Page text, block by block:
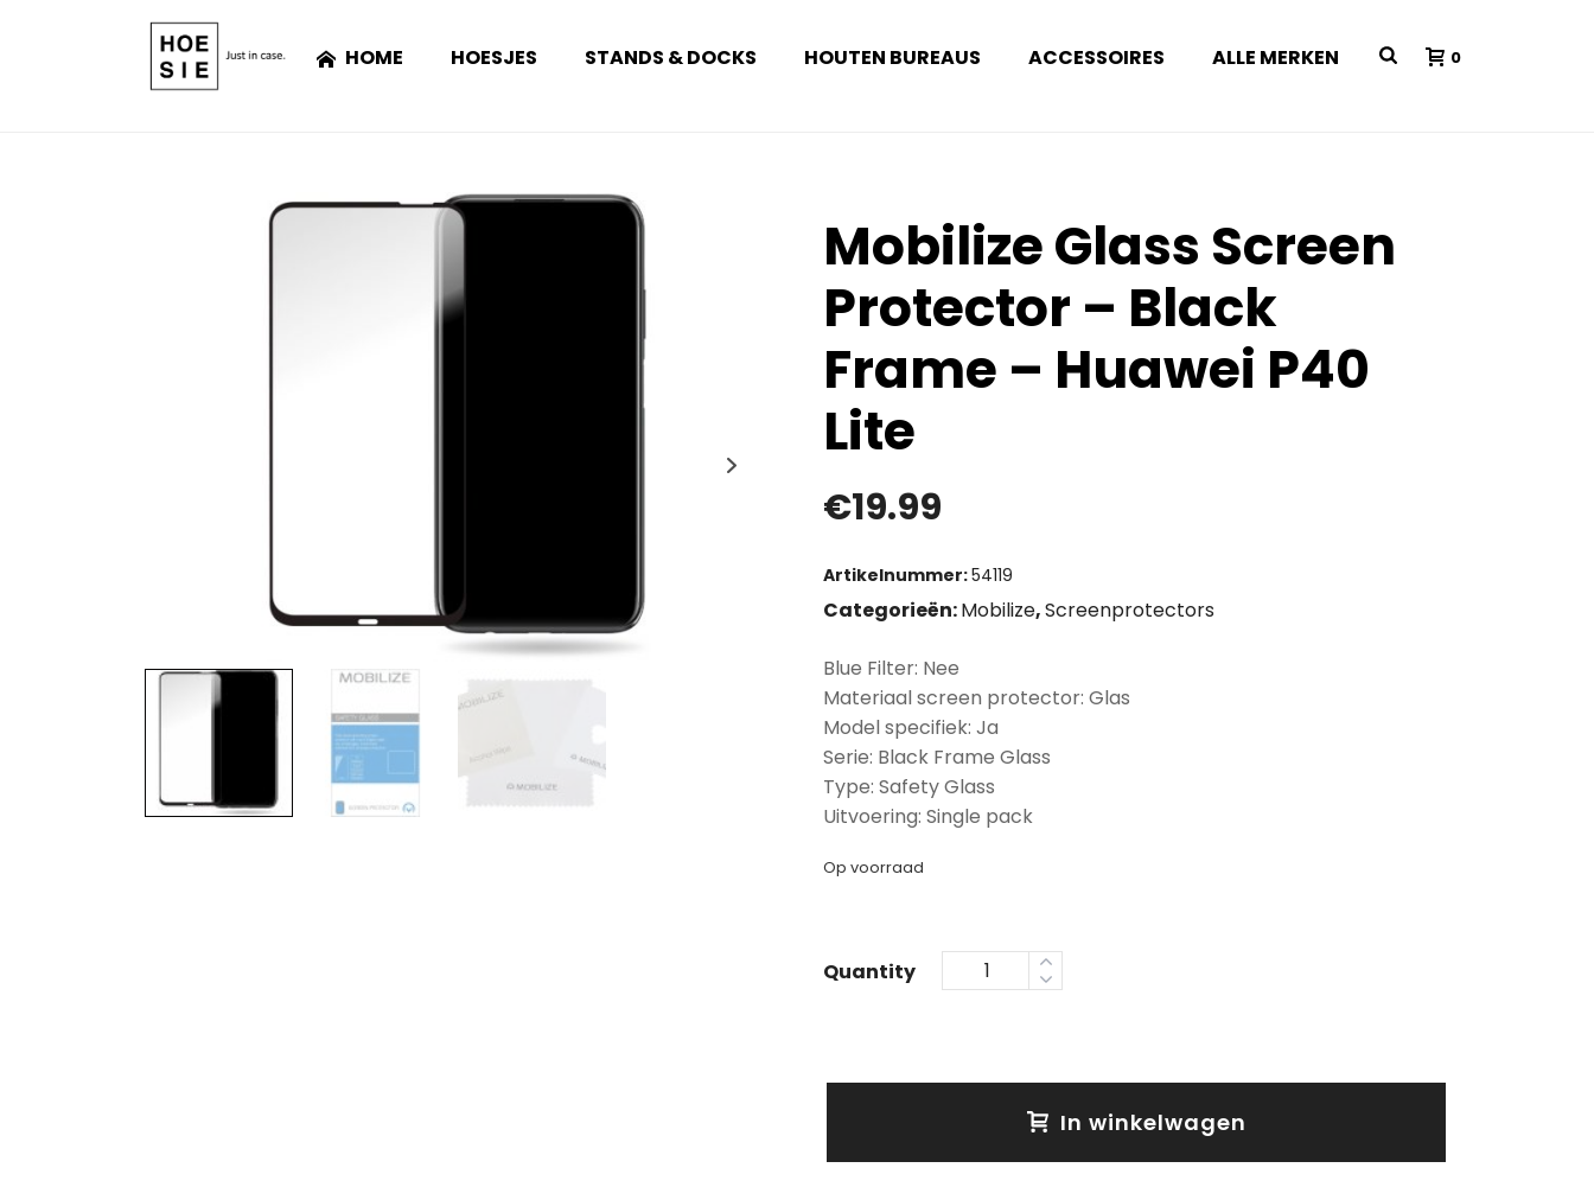
HOME HOESJES STANDS & DOCKS HOUTEN BUREAUS ACCESSOIRES ALLE MERKEN 0
Mobilize Glass Screen
Protector – Black
Frame – Huawei P40
Lite
€19.99
Artikelnummer:54119
Categorieën:Mobilize,Screenprotectors
Blue Filter: Nee
Materiaal screen protector: Glas
Model specifiek: Ja
Serie: Black Frame Glass
Type: Safety Glass
Uitvoering: Single pack
Op voorraad
Quantity
In winkelwagen